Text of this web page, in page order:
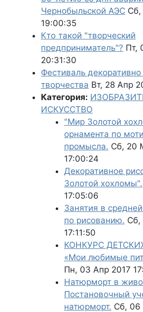
Чернобыльской АЭС Сб,
19:00:35
Кто такой "творческий
предприниматель"? Пт,
20:31:30
Фестиваль
творчества Вт, 28 Апр
Категория:
ИСКУССТВО
"Мир Золотой
орнамента по
промысла. Сб, 20
17:00:24
Декоративное
Золотой хохломы".
17:05:06
Занятия в
по рисованию. Сб,
17:11:50
КОНКУРС
«Мои любимые
Пн, 03 Апр 2017
Натюрморт в
Постановочный
натюрморт. Сб, 06